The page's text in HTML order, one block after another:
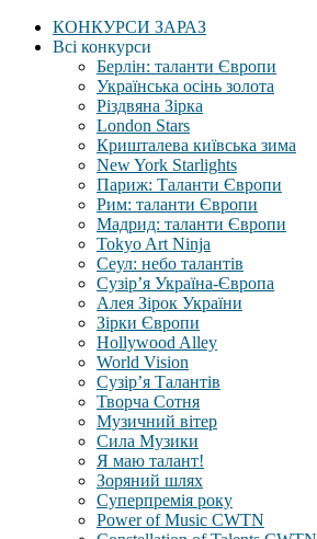
КОНКУРСИ ЗАРАЗ
Всі конкурси
Берлін: таланти Європи
Українська осінь золота
Різдвяна Зірка
London Stars
Кришталева київська зима
New York Starlights
Париж: Таланти Європи
Рим: таланти Європи
Мадрид: таланти Європи
Tokyo Art Ninja
Сеул: небо талантів
Сузір’я Україна-Європа
Алея Зірок України
Зірки Європи
Hollywood Alley
World Vision
Сузір’я Талантів
Творча Сотня
Музичний вітер
Сила Музики
Я маю талант!
Зоряний шлях
Суперпремія року
Power of Music CWTN